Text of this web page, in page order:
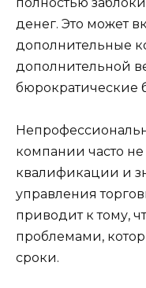
денег. Это может
дополнительные
дополнительной
бюрократические
компании часто
квалификации и
управления
приводит к тому,
проблемами,
сроки.